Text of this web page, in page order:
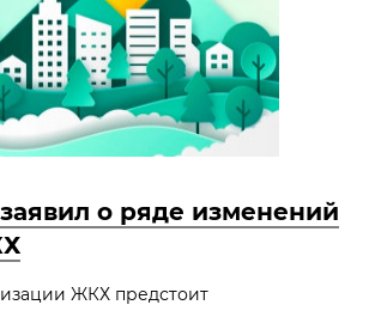
о ряде изменений
ЖКХ предстоит